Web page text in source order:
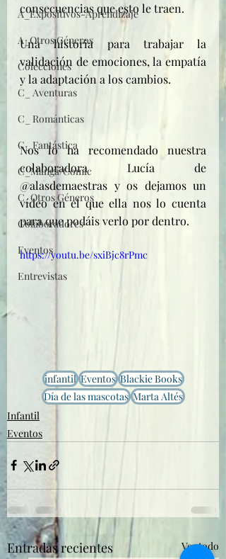
A_Expositivos-Aprendizaje
A_Otros Géneros
Colecciones
C_ Aventuras
C_ Románticas
C_ Fantástica
C_Manga/Comic
C_Otros Géneros
Colaboradores
Eventos
Entrevistas
consecuencias que esto le traen.
Una historia para trabajar la
validación de emociones, la empatía
y la adaptación a los cambios.
Nos lo ha recomendado nuestra
colaboradora Lucía de
@alasdemaestras y os dejamos un
vídeo en el que ella nos lo cuenta
para que podáis verlo por dentro.
https://youtu.be/sxiBjc8rPmc
infantil Eventos Blackie Books
Día de las mascotas Marta Altés
Infantil
Eventos
Entradas recientes Ver todo